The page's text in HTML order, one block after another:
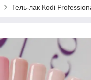
Гель-лак Kodi